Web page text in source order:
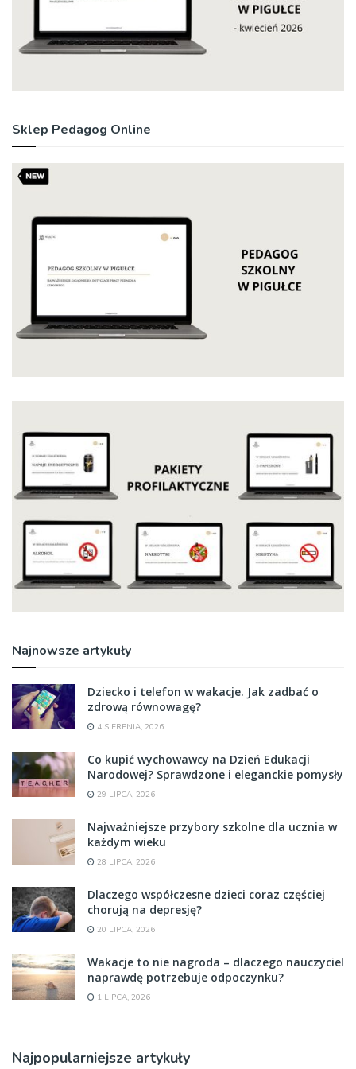
Sklep Pedagog Online
Najnowsze artykuły
Dziecko i telefon w wakacje. Jak zadbać o
zdrową równowagę?
4 SIERPNIA, 2026
Co kupić wychowawcy na Dzień Edukacji
Narodowej? Sprawdzone i eleganckie pomysły
29 LIPCA, 2026
Najważniejsze przybory szkolne dla ucznia w
każdym wieku
28 LIPCA, 2026
Dlaczego współczesne dzieci coraz częściej
chorują na depresję?
20 LIPCA, 2026
Wakacje to nie nagroda – dlaczego nauczyciel
naprawdę potrzebuje odpoczynku?
1 LIPCA, 2026
Najpopularniejsze artykuły